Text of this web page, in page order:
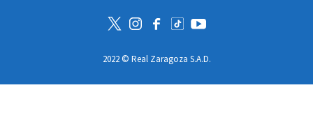
2022 © Real Zaragoza S.A.D.